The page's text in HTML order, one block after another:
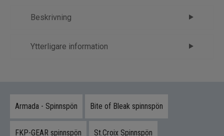
Beskrivning
Westin W2 Powercast-T XH – kraft
sportfiskare som kräver ett pålitligt haspelspö för
fiske med större och tyngre beten.
Ytterligare information
Armada - Spinnspön Bite of Bleak spinnspön
FKP-GEAR spinnspön St.Croix Spinnspön